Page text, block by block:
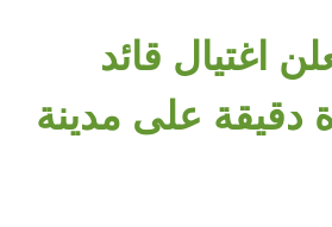
اغتيال قائد
دقيقة على مدينة